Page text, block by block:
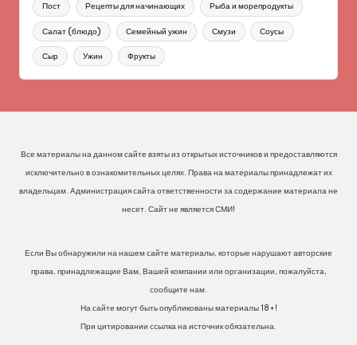
Пост Рецепты для начинающих Рыба и морепродукты
Салат (блюдо) Семейный ужин Смузи Соусы
Сыр Ужин Фрукты
Все материалы на данном сайте взяты из открытых источников и предоставляются
исключительно в ознакомительных целях. Права на материалы принадлежат их
владельцам. Администрация сайта ответственности за содержание материала не
несет. Сайт не является СМИ!
Если Вы обнаружили на нашем сайте материалы, которые нарушают авторские
права, принадлежащие Вам, Вашей компании или организации, пожалуйста,
сообщите нам.
На сайте могут быть опубликованы материалы 18+!
При цитировании ссылка на источник обязательна.